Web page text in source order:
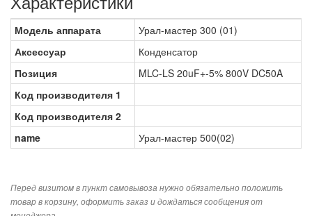
Модель аппарата
Урал-мастер 300 (01)
Аксессуар
Конденсатор
Позиция
MLC-LS 20uF+-5% 800V DC50A
Код производителя 1
Код производителя 2
name
Урал-мастер 500(02)
Перед визитом в пункт самовывоза нужно обязательно положить
товар в корзину, оформить заказ и дождаться сообщения от